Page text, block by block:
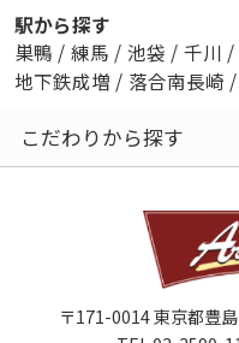
駅から探す
巣鴨 / 練馬 / 池袋 / 千川 /
地下鉄成増 / 落合南長崎 /
こだわりから探す
〒171-0014 東京都豊